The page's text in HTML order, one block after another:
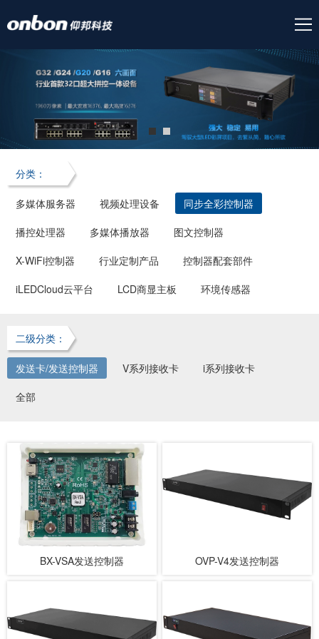
分类：
多媒体服务器 视频处理设备
同步全彩控制器
播控处理器
多媒体播放器
图文控制器
X-WiFi控制器
行业定制产品
控制器配套部件
iLEDCloud云平台
LCD商显主板 环境传感器
二级分类：
发送卡/发送控制器 V系列接收卡
i系列接收卡
全部
BX-VSA发送控制器 OVP-V4发送控制器